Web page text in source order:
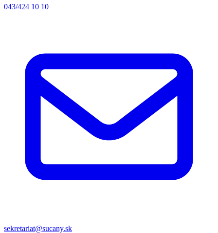
043/424 10 10
sekretariat@sucany.sk